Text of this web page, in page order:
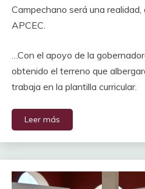
Campechano será una
APCEC.
…Con el apoyo de la
obtenido el terreno que
trabaja en la plantilla curricular.
Leer más